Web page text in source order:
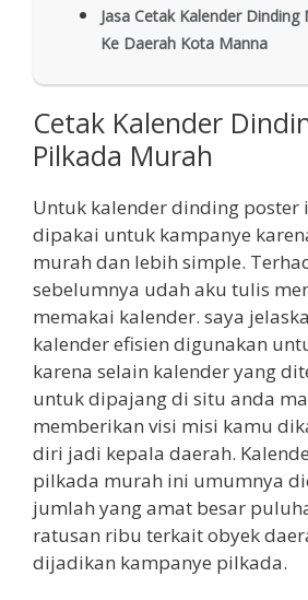
Jasa Cetak Kalender
Ke Daerah Kota Manna
Cetak Kalender
Pilkada Murah
Untuk kalender dinding poster
dipakai untuk kampanye
murah dan lebih simple.
sebelumnya udah aku tulis
memakai kalender. saya
kalender efisien digunakan
karena selain kalender yang
untuk dipajang di situ anda
memberikan visi misi kamu
diri jadi kepala daerah.
pilkada murah ini umumnya
jumlah yang amat besar
ratusan ribu terkait obyek
dijadikan kampanye pilkada.